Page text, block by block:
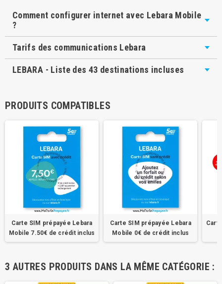
Comment configurer internet avec Lebara Mobile
?
Tarifs des communications Lebara
LEBARA - Liste des 43 destinations incluses
PRODUITS COMPATIBLES
Carte SIM prépayée Lebara
Mobile 7.50€ de crédit inclus
Carte SIM prépayée Lebara
Mobile 0€ de crédit inclus
3 AUTRES PRODUITS DANS LA MÊME CATÉGORIE :